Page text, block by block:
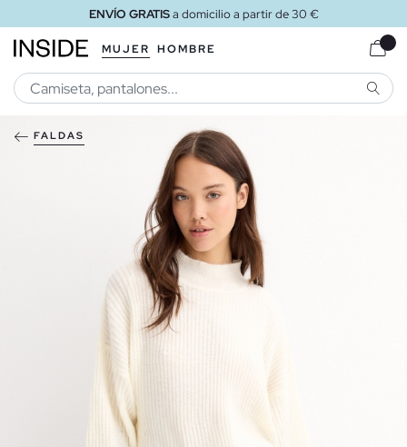
ENVÍO GRATISa domicilio a partir de 30 €
MUJER HOMBRE
FALDAS